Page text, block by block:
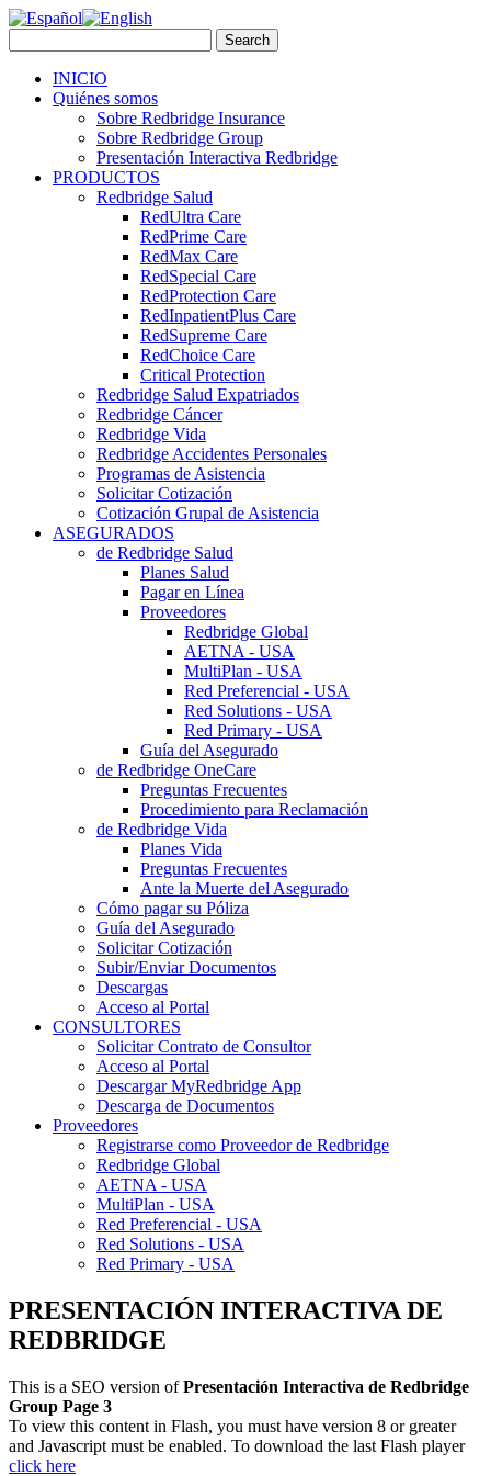
INICIO
Quiénes somos
Sobre Redbridge Insurance
Sobre Redbridge Group
Presentación Interactiva Redbridge
PRODUCTOS
Redbridge Salud
RedUltra Care
RedPrime Care
RedMax Care
RedSpecial Care
RedProtection Care
RedInpatientPlus Care
RedSupreme Care
RedChoice Care
Critical Protection
Redbridge Salud Expatriados
Redbridge Cáncer
Redbridge Vida
Redbridge Accidentes Personales
Programas de Asistencia
Solicitar Cotización
Cotización Grupal de Asistencia
ASEGURADOS
de Redbridge Salud
Planes Salud
Pagar en Línea
Proveedores
Redbridge Global
AETNA - USA
MultiPlan - USA
Red Preferencial - USA
Red Solutions - USA
Red Primary - USA
Guía del Asegurado
de Redbridge OneCare
Preguntas Frecuentes
Procedimiento para Reclamación
de Redbridge Vida
Planes Vida
Preguntas Frecuentes
Ante la Muerte del Asegurado
Cómo pagar su Póliza
Guía del Asegurado
Solicitar Cotización
Subir/Enviar Documentos
Descargas
Acceso al Portal
CONSULTORES
Solicitar Contrato de Consultor
Acceso al Portal
Descargar MyRedbridge App
Descarga de Documentos
Proveedores
Registrarse como Proveedor de Redbridge
Redbridge Global
AETNA - USA
MultiPlan - USA
Red Preferencial - USA
Red Solutions - USA
Red Primary - USA
PRESENTACIÓN INTERACTIVA DE
REDBRIDGE
This is a SEO version ofPresentación Interactiva de Redbridge
Group Page 3
To view this content in Flash, you must have version 8 or greater
and Javascript must be enabled. To download the last Flash player
click here